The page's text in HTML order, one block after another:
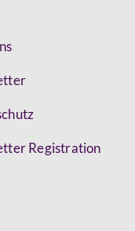
Registration